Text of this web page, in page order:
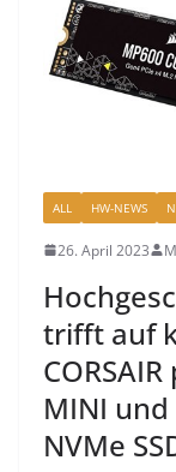
ALL HW-NEWS
26. April 2023
trifft auf
MINI und
NVMe